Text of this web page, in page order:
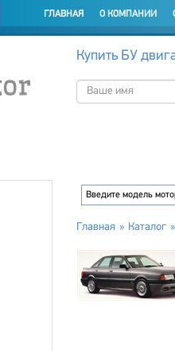
ГЛАВНАЯ О КОМПАНИИ
Купить БУ
Главная Каталог